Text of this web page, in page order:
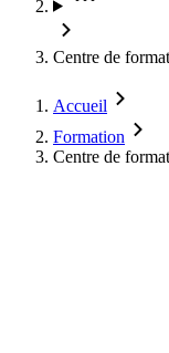
Centre de
Accueil
Formation
Centre de